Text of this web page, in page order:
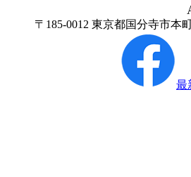
〒185-0012 東京都国分寺市本
最